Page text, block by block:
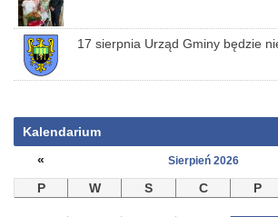
17 sierpnia Urząd Gminy będzie
Kalendarium
«
Sierpień 2026
P
W S C P